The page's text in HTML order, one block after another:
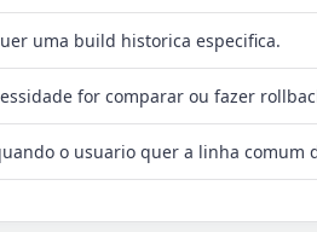
uma build historica especifica.
for comparar ou fazer
o usuario quer a linha comum